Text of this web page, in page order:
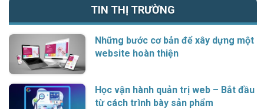
TIN THỊ TRƯỜNG
Những bước cơ bản để xây dựng một
website hoàn thiện
Học vận hành quản trị web – Bắt đầu
từ cách trình bày sản phẩm